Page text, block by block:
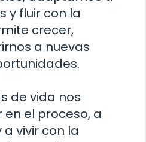
y fluir con la
crecer,
a nuevas
de vida nos
el proceso, a
vivir con la